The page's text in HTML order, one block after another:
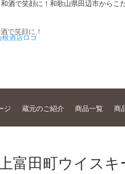
和酒で笑顔に！和歌山県田辺市から
で笑顔に！
ジ 蔵元のご紹介 商品一覧 商
富田町ウイス